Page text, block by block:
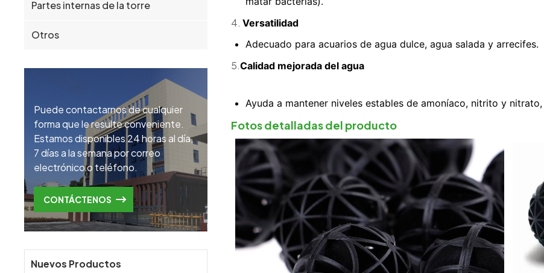
Partes internas de la torre
Otros
Puede contactarnos de cualquier
forma que le resulte conveniente.
Estamos disponibles 24 horas al día,
7 días a la semana por correo
electrónico o teléfono.
CONTÁCTENOS
Nuevos Productos
4.Versatilidad
Adecuado para acuarios de agua dulce, agua salada y arrecifes.
5.Calidad mejorada del agua
Ayuda a mantener niveles estables de amoníaco, nitrito y
Fotos detalladas del producto